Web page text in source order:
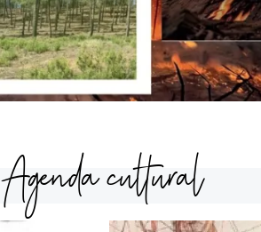
Agenda cultural